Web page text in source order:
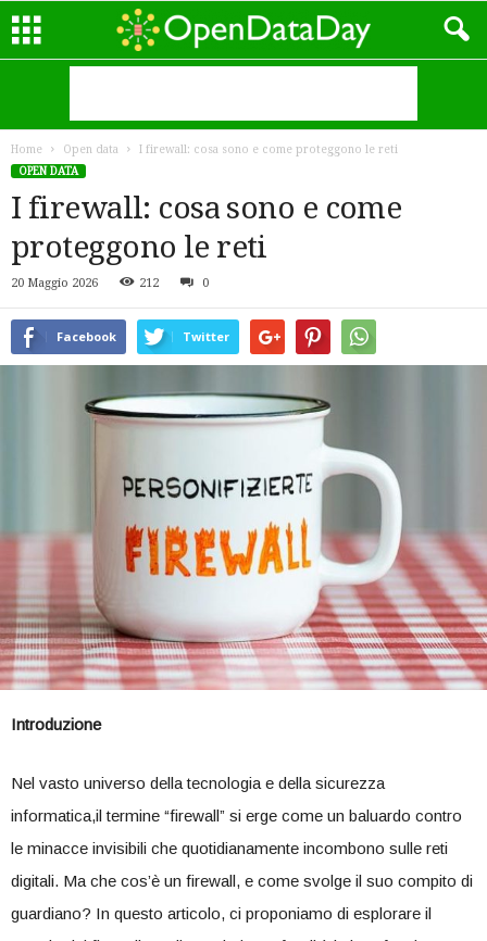
Home Open data
I firewall: cosa sono e come proteggono le reti
OPEN DATA
I firewall: cosa sono e come
proteggono le reti
20 Maggio 2026 212 0
Facebook Twitter
Introduzione
Nel vasto universo della tecnologia e della sicurezza
informatica,il termine “firewall” si erge come un baluardo contro
le minacce ‌invisibili che quotidianamente incombono sulle​ reti
digitali. Ma‌ che cos’è un firewall, e⁢ come svolge il suo‌ compito di
guardiano? In questo‌ articolo, ci proponiamo di esplorare il